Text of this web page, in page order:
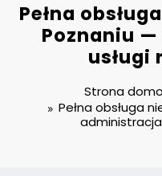
Pełna
Poznaniu
usługi
Strona
Pełna obsługa